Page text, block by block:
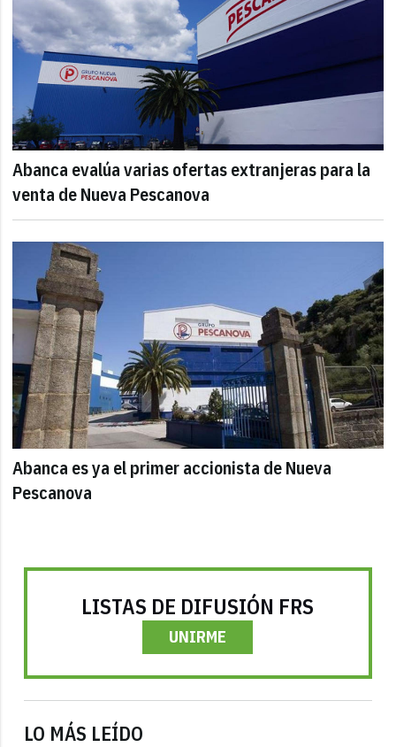
Abanca evalúa varias ofertas extranjeras para la
venta de Nueva Pescanova
Abanca es ya el primer accionista de Nueva
Pescanova
LISTAS DE DIFUSIÓN FRS
UNIRME
LO MÁS LEÍDO